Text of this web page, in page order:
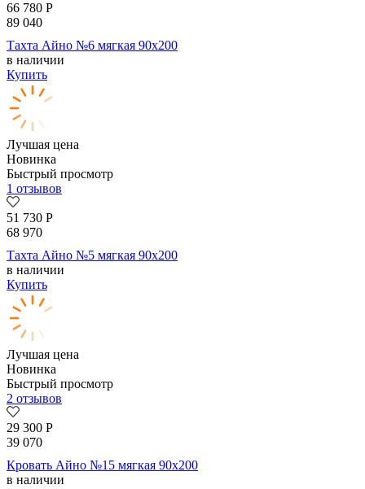
66 780 Р
89 040
Тахта Айно №6 мягкая 90х200
в наличии
Купить
Лучшая цена
Новинка
Быстрый просмотр
1 отзывов
51 730 Р
68 970
Тахта Айно №5 мягкая 90х200
в наличии
Купить
Лучшая цена
Новинка
Быстрый просмотр
2 отзывов
29 300 Р
39 070
Кровать Айно №15 мягкая 90х200
в наличии